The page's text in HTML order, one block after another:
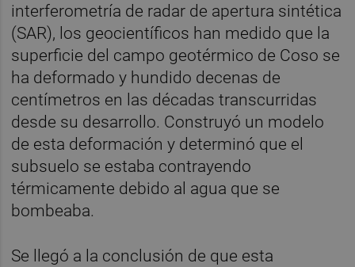
interferometría de radar de apertura sintética
(SAR), los geocientíficos han medido que la
superficie del campo geotérmico de Coso se
ha deformado y hundido decenas de
centímetros en las décadas transcurridas
desde su desarrollo. Construyó un modelo
de esta deformación y determinó que el
subsuelo se estaba contrayendo
térmicamente debido al agua que se
bombeaba.
Se llegó a la conclusión de que esta